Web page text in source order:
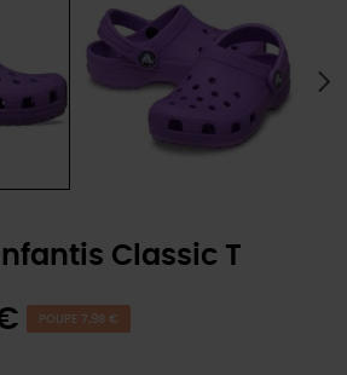
Classic T
POUPE 7,98 €